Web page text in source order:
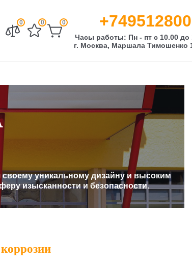
0 0 0
Часы работы: Пн - пт с 10.00 до
г. Москва, Маршала Тимошенко
своему уникальному дизайну и высоким
изысканности и безопасности.